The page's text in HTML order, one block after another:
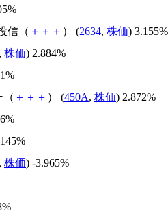
信（ ＋ ＋ ＋ ） (2634, 株価) 3.155%
, 株価) 2.884%
（ ＋ ＋ ＋ ） (450A, 株価) 2.872%
, 株価) -3.965%